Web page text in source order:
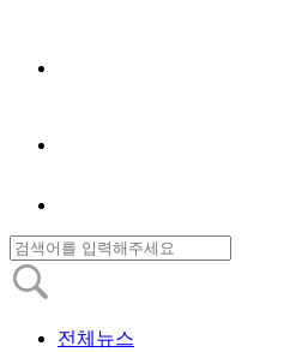
전체뉴스